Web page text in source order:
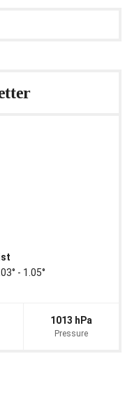
‐ 1.05°
1013 hPa
Pressure